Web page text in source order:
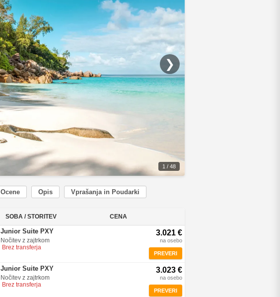
❯
1 / 48
Ocene Opis Vprašanja in Poudarki
SOBA / STORITEV CENA
Junior Suite PXY
Nočitev z zajtrkom
Brez transferja
3.021 €
na osebo
PREVERI
Junior Suite PXY
Nočitev z zajtrkom
Brez transferja
3.023 €
na osebo
PREVERI